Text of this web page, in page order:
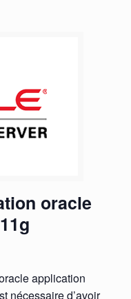
oracle
application
nécessaire d’avoir